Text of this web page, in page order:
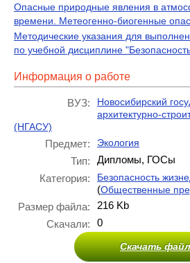
Опасные природные явления в
времени. Метеогенно-биогенные
Методические указания для
по учебной дисциплине
Информация о работе
ВУЗ:
Новосибирский
архитектурно-
(НГАСУ)
Предмет: Экология
Тип:
Дипломы, ГОСы
Категория:
Безопасность
(Общественные
Размер файла:
216 Kb
Скачали:
0
Скачать файл